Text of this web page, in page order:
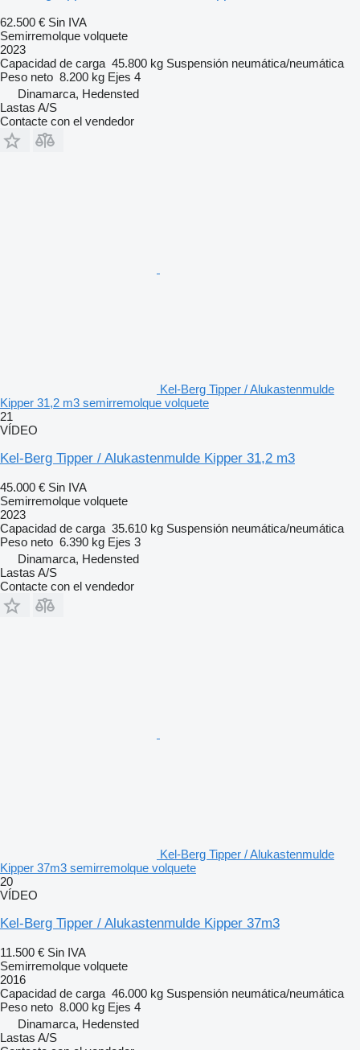
62.500 € Sin IVA
Semirremolque volquete
2023
Capacidad de carga 45.800 kg Suspensión neumática/neumática
Peso neto 8.200 kg Ejes 4
Dinamarca, Hedensted
Lastas A/S
Contacte con el vendedor
Kel-Berg Tipper / Alukastenmulde
Kipper 31,2 m3 semirremolque volquete
21
VÍDEO
Kel-Berg Tipper / Alukastenmulde Kipper 31,2 m3
45.000 € Sin IVA
Semirremolque volquete
2023
Capacidad de carga 35.610 kg Suspensión neumática/neumática
Peso neto 6.390 kg Ejes 3
Dinamarca, Hedensted
Lastas A/S
Contacte con el vendedor
Kel-Berg Tipper / Alukastenmulde
Kipper 37m3 semirremolque volquete
20
VÍDEO
Kel-Berg Tipper / Alukastenmulde Kipper 37m3
11.500 € Sin IVA
Semirremolque volquete
2016
Capacidad de carga 46.000 kg Suspensión neumática/neumática
Peso neto 8.000 kg Ejes 4
Dinamarca, Hedensted
Lastas A/S